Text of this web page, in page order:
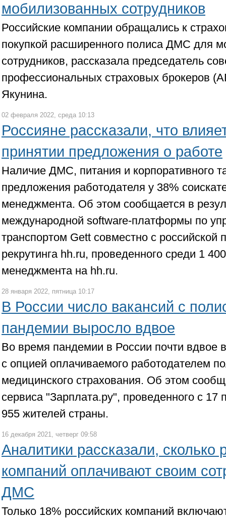
мобилизованных сотрудников
Российские компании обращались к
покупкой расширенного полиса ДМС для
сотрудников, рассказала председатель
профессиональных страховых брокеров
Якунина.
02 февраля 2022, среда 10:13
Россияне рассказали, что
принятии предложения о работе
Наличие ДМС, питания и корпоративного
предложения работодателя у 38%
менеджмента. Об этом сообщается в
международной software-платформы по
транспортом Gett совместно с
рекрутинга hh.ru, проведенного среди 1
менеджмента на hh.ru.
28 января 2022, пятница 10:17
В России число вакансий с
пандемии выросло вдвое
Во время пандемии в России почти вдвое
с опцией оплачиваемого работодателем
медицинского страхования. Об этом
сервиса "Зарплата.ру", проведенного с 17
955 жителей страны.
16 декабря 2021, четверг 09:58
Аналитики рассказали, сколько
компаний оплачивают своим
ДМС
Только 18% российских компаний